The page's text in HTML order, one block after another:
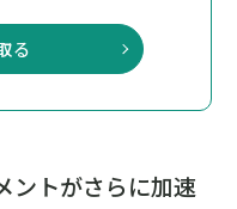
る
ントがさらに加速